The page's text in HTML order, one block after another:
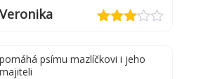
Veronika
pomáhá psímu mazlíčkovi i jeho
majiteli